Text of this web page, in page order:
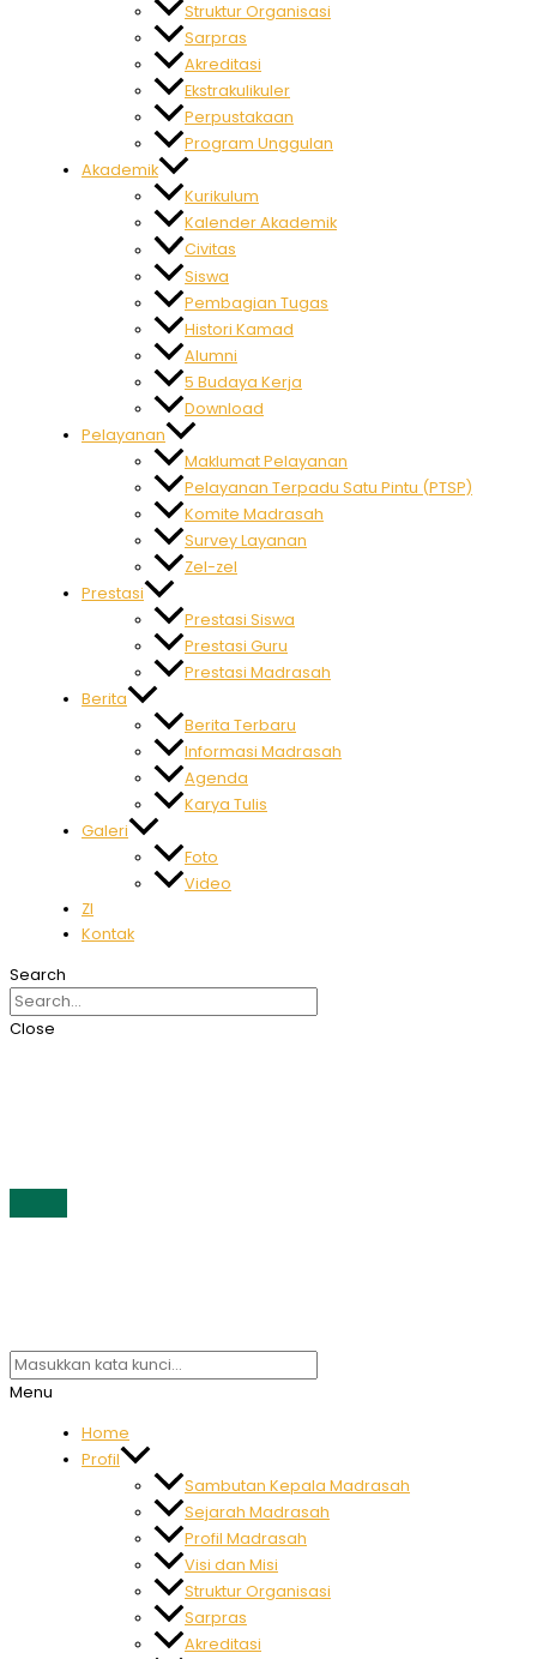
Struktur Organisasi
Sarpras
Akreditasi
Ekstrakulikuler
Perpustakaan
Program Unggulan
Akademik
Kurikulum
Kalender Akademik
Civitas
Siswa
Pembagian Tugas
Histori Kamad
Alumni
5 Budaya Kerja
Download
Pelayanan
Maklumat Pelayanan
Pelayanan Terpadu Satu Pintu (PTSP)
Komite Madrasah
Survey Layanan
Zel-zel
Prestasi
Prestasi Siswa
Prestasi Guru
Prestasi Madrasah
Berita
Berita Terbaru
Informasi Madrasah
Agenda
Karya Tulis
Galeri
Foto
Video
ZI
Kontak
Search
Close
Menu
Home
Profil
Sambutan Kepala Madrasah
Sejarah Madrasah
Profil Madrasah
Visi dan Misi
Struktur Organisasi
Sarpras
Akreditasi